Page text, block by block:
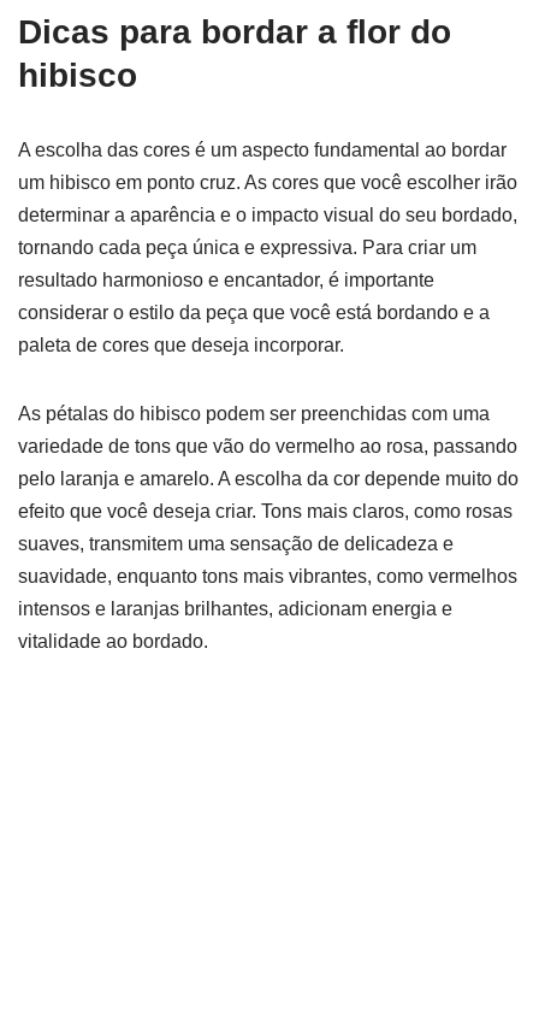
Dicas para bordar a flor do
hibisco
A escolha das cores é um aspecto fundamental ao bordar
um hibisco em ponto cruz. As cores que você escolher irão
determinar a aparência e o impacto visual do seu bordado,
tornando cada peça única e expressiva. Para criar um
resultado harmonioso e encantador, é importante
considerar o estilo da peça que você está bordando e a
paleta de cores que deseja incorporar.
As pétalas do hibisco podem ser preenchidas com uma
variedade de tons que vão do vermelho ao rosa, passando
pelo laranja e amarelo. A escolha da cor depende muito do
efeito que você deseja criar. Tons mais claros, como rosas
suaves, transmitem uma sensação de delicadeza e
suavidade, enquanto tons mais vibrantes, como vermelhos
intensos e laranjas brilhantes, adicionam energia e
vitalidade ao bordado.